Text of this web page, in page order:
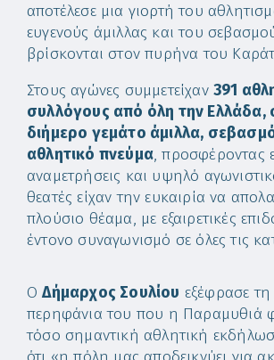
αποτέλεσε μια γιορτή του
ευγενούς άμιλλας και του
βρίσκονται στον πυρήνα του
Στους αγώνες συμμετείχαν 391
συλλόγους από όλη την Ελλάδα,
διήμερο γεμάτο άμιλλα,
αθλητικό πνεύμα, προσφέροντας
αναμετρήσεις και υψηλό
θεατές είχαν την ευκαιρία να
πλούσιο θέαμα, με εξαιρετικές
έντονο συναγωνισμό σε όλες τις
ΟΔήμαρχος Σουλίου εξέφρασε
περηφάνια του που η Παραμυθιά
τόσο σημαντική αθλητική